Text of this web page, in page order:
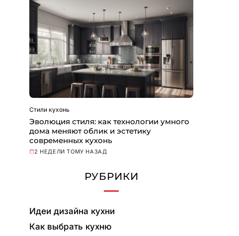
Стили кухонь
Эволюция стиля: как технологии умного
дома меняют облик и эстетику
современных кухонь
2 НЕДЕЛИ ТОМУ НАЗАД
РУБРИКИ
Идеи дизайна кухни
Как выбрать кухню